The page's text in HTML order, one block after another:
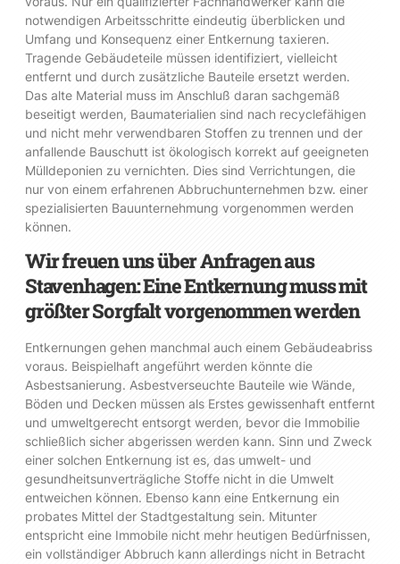
notwendigen Arbeitsschritte eindeutig überblicken und
Umfang und Konsequenz einer Entkernung taxieren.
Tragende Gebäudeteile müssen identifiziert, vielleicht
entfernt und durch zusätzliche Bauteile ersetzt werden.
Das alte Material muss im Anschluß daran sachgemäß
beseitigt werden, Baumaterialien sind nach recyclefähigen
und nicht mehr verwendbaren Stoffen zu trennen und der
anfallende Bauschutt ist ökologisch korrekt auf geeigneten
Mülldeponien zu vernichten. Dies sind Verrichtungen, die
nur von einem erfahrenen Abbruchunternehmen bzw. einer
spezialisierten Bauunternehmung vorgenommen werden
können.
Wir freuen uns über Anfragen aus
Stavenhagen: Eine Entkernung muss mit
größter Sorgfalt vorgenommen werden
Entkernungen gehen manchmal auch einem Gebäudeabriss
voraus. Beispielhaft angeführt werden könnte die
Asbestsanierung. Asbestverseuchte Bauteile wie Wände,
Böden und Decken müssen als Erstes gewissenhaft entfernt
und umweltgerecht entsorgt werden, bevor die Immobilie
schließlich sicher abgerissen werden kann. Sinn und Zweck
einer solchen Entkernung ist es, das umwelt- und
gesundheitsunverträgliche Stoffe nicht in die Umwelt
entweichen können. Ebenso kann eine Entkernung ein
probates Mittel der Stadtgestaltung sein. Mitunter
entspricht eine Immobile nicht mehr heutigen Bedürfnissen,
ein vollständiger Abbruch kann allerdings nicht in Betracht